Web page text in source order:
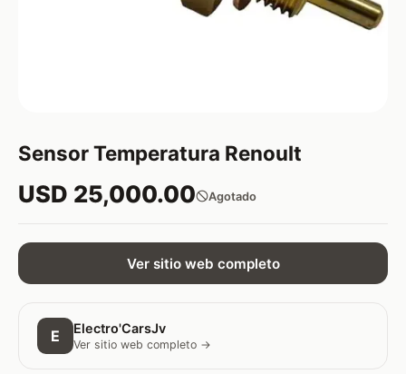
Sensor Temperatura Renoult
USD 25,000.00 Agotado
Ver sitio web completo
E Electro'CarsJv
Ver sitio web completo →